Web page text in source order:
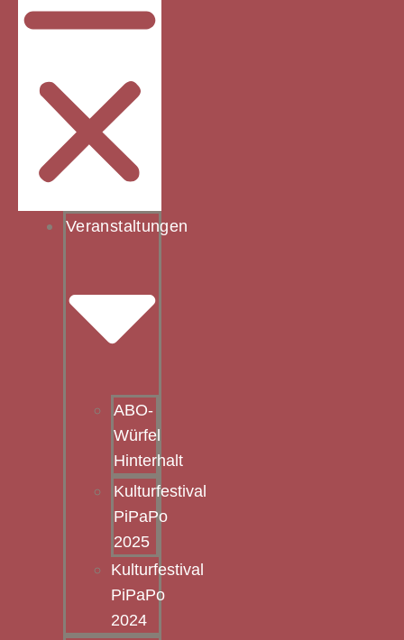
Veranstaltungen
ABO-
Würfel
Hinterhalt
Kulturfestival
PiPaPo
2025
Kulturfestival
PiPaPo
2024